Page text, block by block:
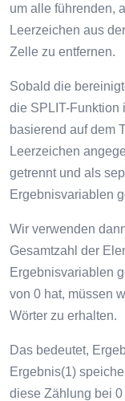
um alle führenden,
Leerzeichen aus
Zelle zu entfernen.
Sobald die
die SPLIT-Funktion
basierend auf dem
Leerzeichen
getrennt und als
Ergebnisvariablen
Wir verwenden
Gesamtzahl der
Ergebnisvariablen
von 0 hat, müssen
Wörter zu erhalten.
Das bedeutet,
Ergebnis(1)
diese Zählung bei